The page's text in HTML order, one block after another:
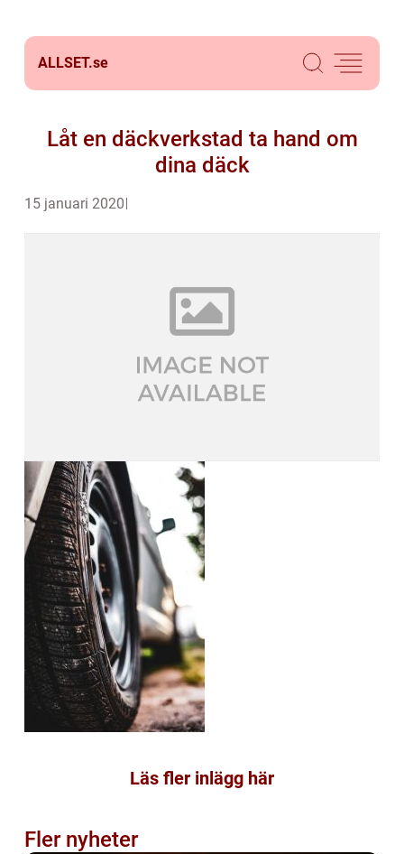
ALLSET.se
Låt en däckverkstad ta hand om
dina däck
15 januari 2020
Läs fler inlägg här
Fler nyheter